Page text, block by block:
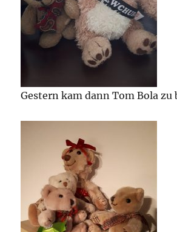
Gestern kam dann Tom Bola zu